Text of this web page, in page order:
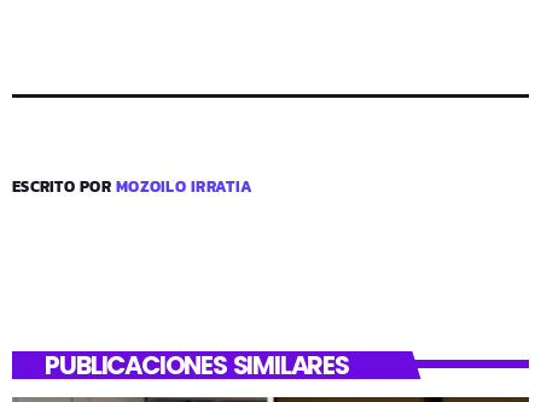
ESCRITO PORMOZOILO IRRATIA
PUBLICACIONES SIMILARES